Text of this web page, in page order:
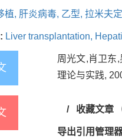
植, 肝炎病毒, 乙型, 拉米夫
Liver transplantation,
周光文,肖卫东
理论与实践,
/ 收藏文章
导出引用管理